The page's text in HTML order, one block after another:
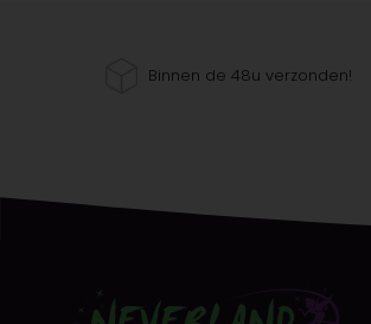
Binnen de 48u verzonden!